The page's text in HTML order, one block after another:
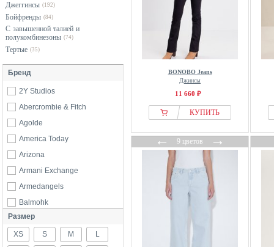
Джеггинсы (192)
Бойфренды (84)
С завышенной талией и
полукомбинезоны (74)
Тертые (35)
Бренд
2Y Studios
Abercrombie & Fitch
Agolde
America Today
Arizona
Armani Exchange
Armedangels
Balmohk
BDG Urban Outfitters
Bershka
Размер
XS S M L
BONOBO Jeans
Джинсы
11 660 ₽
КУПИТЬ
←9 цветов→